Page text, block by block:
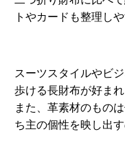
トやカードも整理し
スーツスタイルやビ
歩ける長財布が好ま
また、革素材のもの
ち主の個性を映し出